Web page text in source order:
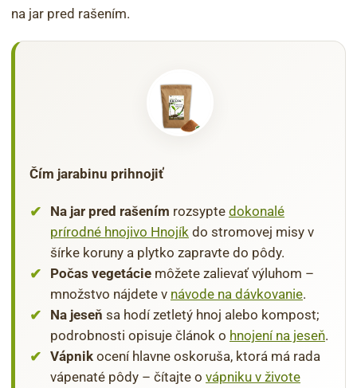
na jar pred rašením.
Čím jarabinu prihnojiť
Na jar pred rašením rozsypte dokonalé
prírodné hnojivo Hnojík do stromovej misy v
šírke koruny a plytko zapravte do pôdy.
Počas vegetácie môžete zalievať výluhom –
množstvo nájdete v návode na dávkovanie.
Na jeseň sa hodí zetletý hnoj alebo kompost;
podrobnosti opisuje článok o hnojení na jeseň.
Vápnik ocení hlavne oskoruša, ktorá má rada
vápenaté pôdy – čítajte o vápniku v živote